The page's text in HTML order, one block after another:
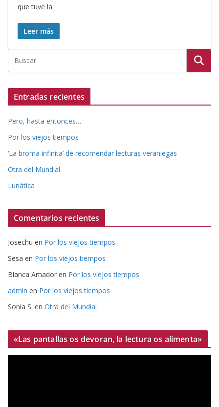
que tuve la
Leer más
Entradas recientes
Pero, hasta entonces…
Por los viejos tiempos
‘La broma infinita’ de recomendar lecturas veraniegas
Otra del Mundial
Lunática
Comentarios recientes
Josechu en Por los viejos tiempos
Sesa en Por los viejos tiempos
Blanca Amador en Por los viejos tiempos
admin en Por los viejos tiempos
Sonia S. en Otra del Mundial
«Las pantallas os devoran, la lectura os alimenta»